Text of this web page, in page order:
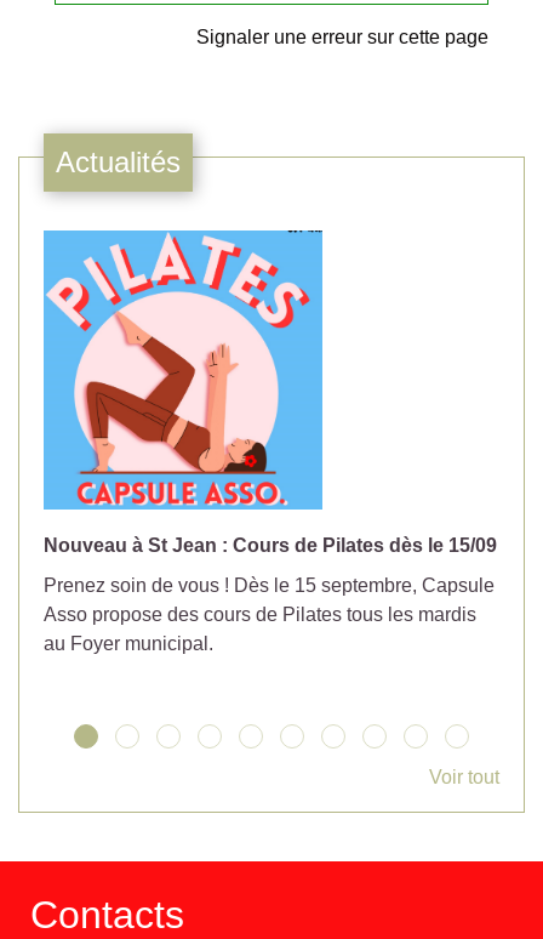
Signaler une erreur sur cette page
Actualités
Nouveau à St Jean : Cours de Pilates dès le 15/09
Prenez soin de vous ! Dès le 15 septembre, Capsule
Asso propose des cours de Pilates tous les mardis
au Foyer municipal.
Voir tout
Contacts